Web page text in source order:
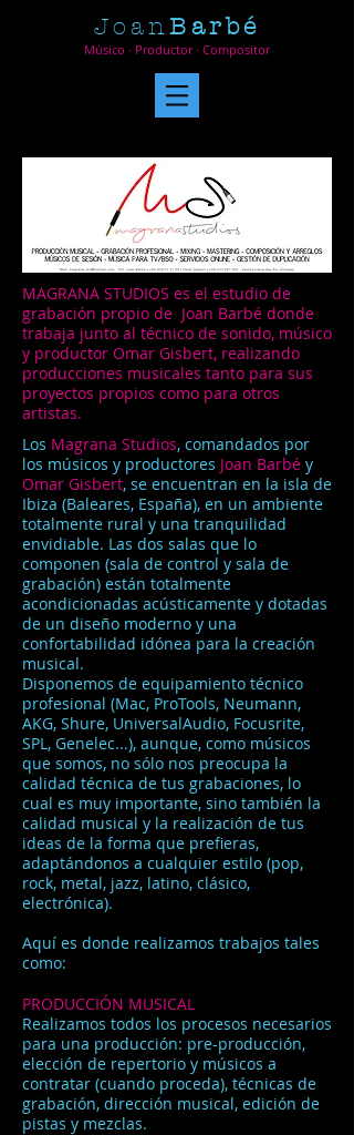
​​JoanBarbé​
Músico · Productor· Compositor
MAGRANA STUDIOS es el estudio de
grabación propio de Joan Barbé donde
trabaja junto al técnico de sonido, músico
y productor Omar Gisbert, realizando
producciones musicales tanto para sus
proyectos propios como para otros
artistas.
Los Magrana Studios, comandados por
los músicos y productores Joan Barbé y
Omar Gisbert, se encuentran en la isla de
Ibiza (Baleares, España), en un ambiente
totalmente rural y una tranquilidad
envidiable. Las dos salas que lo
componen (sala de control y sala de
grabación) están totalmente
acondicionadas acústicamente y dotadas
de un diseño moderno y una
confortabilidad idónea para la creación
musical.
Disponemos de equipamiento técnico
profesional (Mac, ProTools, Neumann,
AKG, Shure, UniversalAudio, Focusrite,
SPL, Genelec...), aunque, como músicos
que somos, no sólo nos preocupa la
calidad técnica de tus grabaciones, lo
cual es muy importante, sino también la
calidad musical y la realización de tus
ideas de la forma que prefieras,
adaptándonos a cualquier estilo (pop,
rock, metal, jazz, latino, clásico,
electrónica).
Aquí es donde realizamos trabajos tales
como:
PRODUCCIÓN MUSICAL
Realizamos todos los procesos necesarios
para una producción: pre-producción,
elección de repertorio y músicos a
contratar (cuando proceda), técnicas de
grabación, dirección musical, edición de
pistas y mezclas.